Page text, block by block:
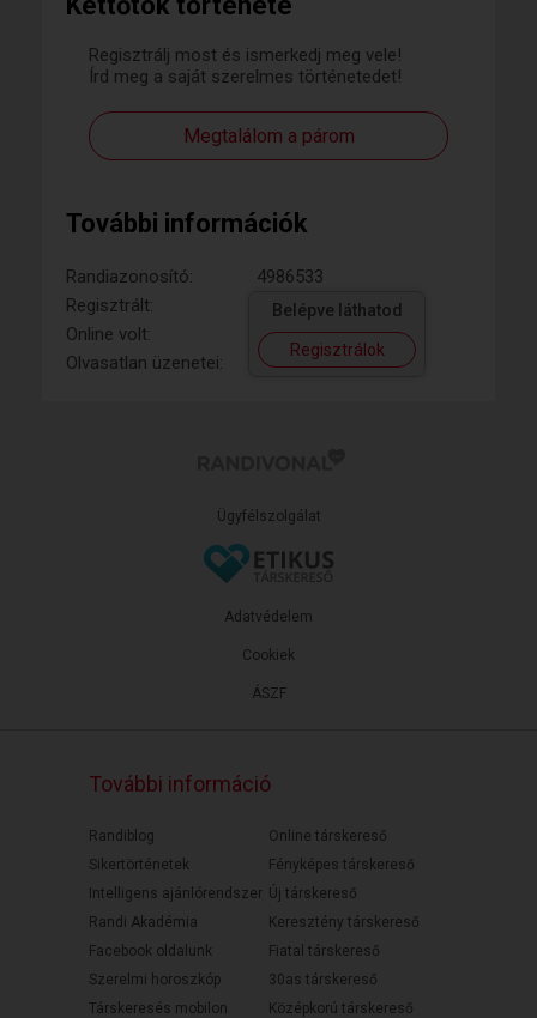
Regisztrálj most és ismerkedj meg vele!
Írd meg a saját szerelmes történetedet!
Megtalálom a párom
További információk
Randiazonosító:
4986533
Regisztrált:
Online volt:
Olvasatlan üzenetei:
Belépve láthatod
Regisztrálok
Ügyfélszolgálat
ÁSZF
Adatvédelem
Cookiek
További információ
Randiblog
Sikertörténetek
Intelligens ajánlórendszer
Randi Akadémia
Facebook oldalunk
Szerelmi horoszkóp
Társkeresés mobilon
Online társkereső
Fényképes társkereső
Új társkereső
Keresztény társkereső
Fiatal társkereső
30as társkereső
Középkorú társkereső